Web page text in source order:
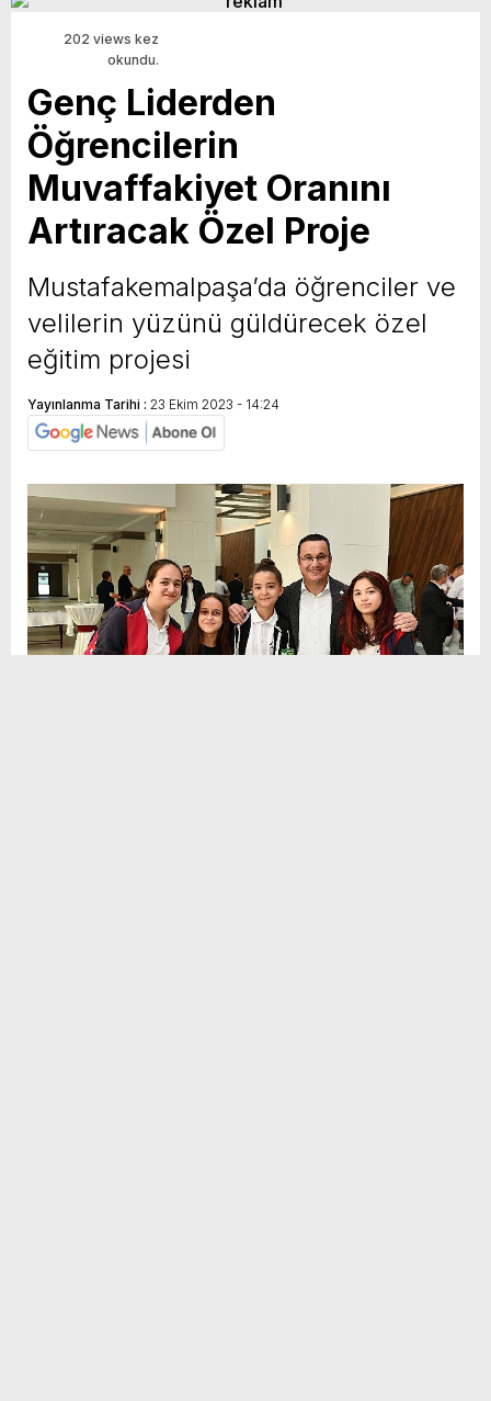
202 views kez
okundu.
Genç Liderden
Öğrencilerin
Muvaffakiyet Oranını
Artıracak Özel Proje
Mustafakemalpaşa’da öğrenciler ve
velilerin yüzünü güldürecek özel
eğitim projesi
Yayınlanma Tarihi : 23 Ekim 2023 - 14:24